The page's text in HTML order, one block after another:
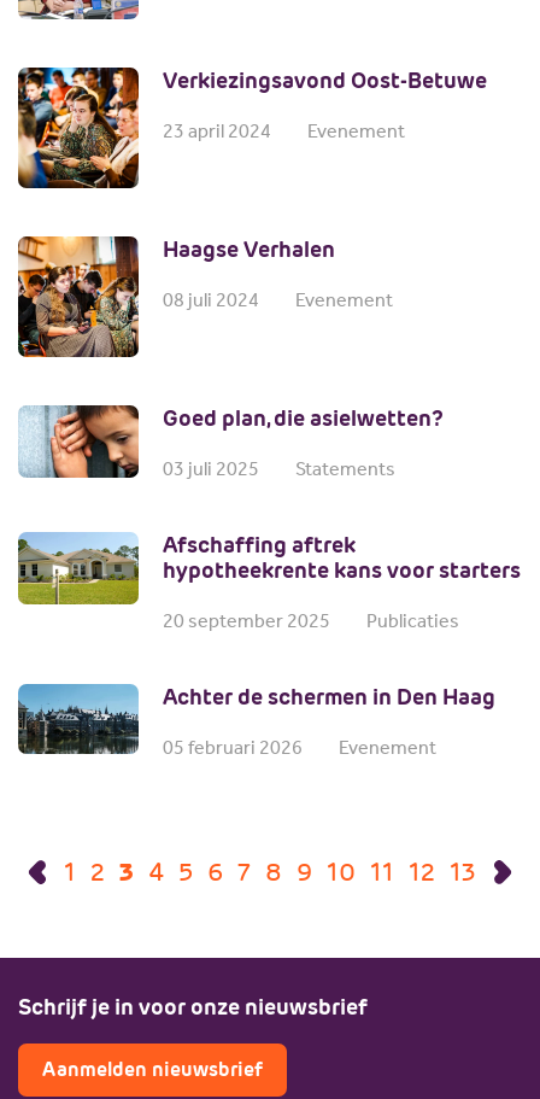
Verkiezingsavond Oost-Betuwe
23 april 2024 Evenement
Haagse Verhalen
08 juli 2024 Evenement
Goed plan, die asielwetten?
03 juli 2025 Statements
Afschaffing aftrek
hypotheekrente kans voor starters
20 september 2025 Publicaties
Achter de schermen in Den Haag
05 februari 2026 Evenement
1 2 3 4 5 6 7 8 9 10 11 12 13
Schrijf je in voor onze nieuwsbrief
Aanmelden nieuwsbrief